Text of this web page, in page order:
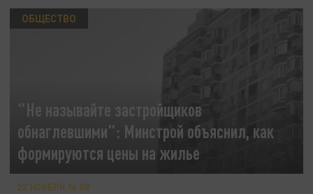
"Не называйте застройщиков
обнаглевшими": Минстрой объяснил, как
формируются цены на жилье
ОБЩЕСТВО
22 НОЯБРЯ 16:08